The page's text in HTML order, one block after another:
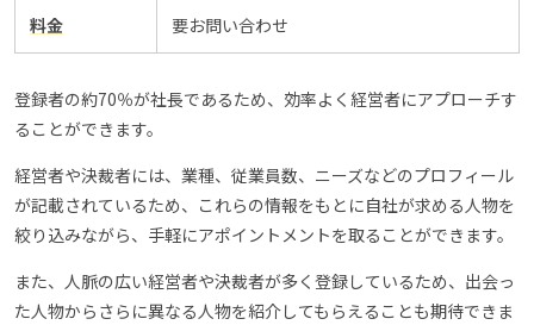
料金 要お問い合わせ
登録者の約70％が社長であるため、効率よく経営者にアプローチす
ることができます。
経営者や決裁者には、業種、従業員数、ニーズなどのプロフィール
が記載されているため、これらの情報をもとに自社が求める人物を
絞り込みながら、手軽にアポイントメントを取ることができます。
また、人脈の広い経営者や決裁者が多く登録しているため、出会っ
た人物からさらに異なる人物を紹介してもらえることも期待できま